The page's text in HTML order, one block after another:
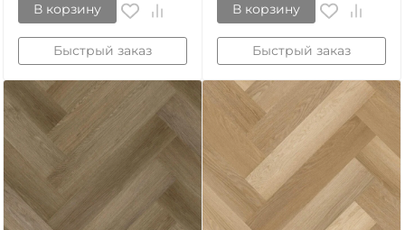
В корзину
Быстрый заказ
В корзину
Быстрый заказ